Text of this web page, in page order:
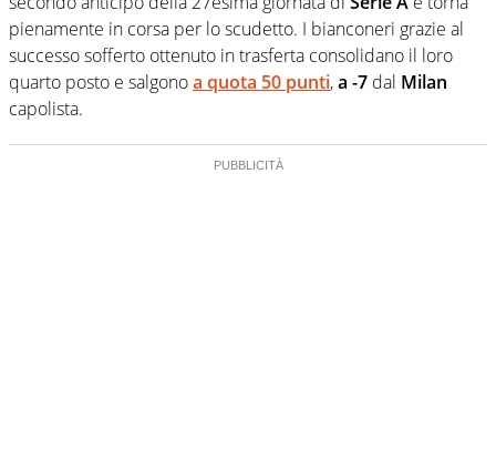
pienamente in corsa per lo scudetto. I bianconeri grazie al
successo sofferto ottenuto in trasferta consolidano il loro
quarto posto e salgonoa quota 50 punti,a -7 dal Milan
capolista.